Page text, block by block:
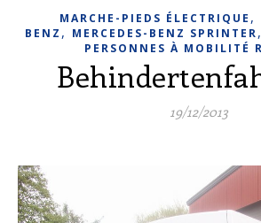
MARCHE-PIEDS ÉLECTRIQUE ,
BENZ , MERCEDES-BENZ SPRINTER,
PERSONNES À MOBILITÉ
19/12/2013